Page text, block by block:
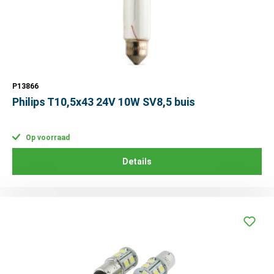
P13866
Philips T10,5x43 24V 10W SV8,5 buis
Op voorraad
Details